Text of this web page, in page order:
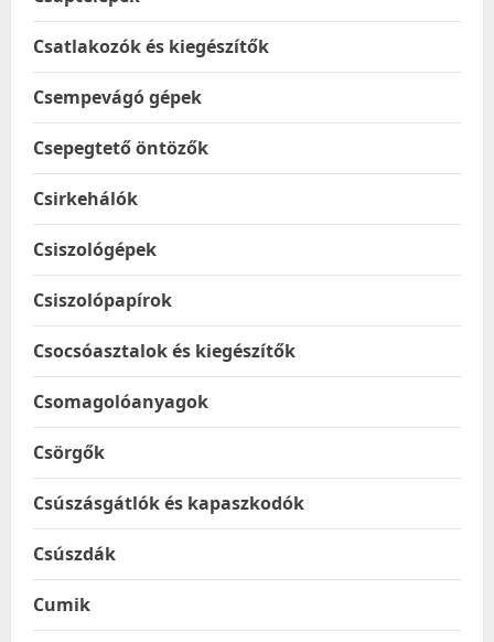
Csatlakozók és kiegészítők
Csempevágó gépek
Csepegtető öntözők
Csirkehálók
Csiszológépek
Csiszolópapírok
Csocsóasztalok és kiegészítők
Csomagolóanyagok
Csörgők
Csúszásgátlók és kapaszkodók
Csúszdák
Cumik